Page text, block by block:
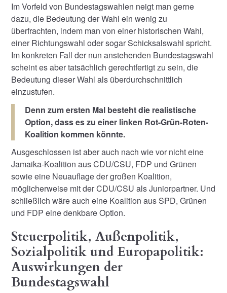
Im Vorfeld von Bundestagswahlen neigt man gerne
dazu, die Bedeutung der Wahl ein wenig zu
überfrachten, indem man von einer historischen Wahl,
einer Richtungswahl oder sogar Schicksalswahl spricht.
Im konkreten Fall der nun anstehenden Bundestagswahl
scheint es aber tatsächlich gerechtfertigt zu sein, die
Bedeutung dieser Wahl als überdurchschnittlich
einzustufen.
Denn zum ersten Mal besteht die realistische
Option, dass es zu einer linken Rot-Grün-Roten-
Koalition kommen könnte.
Ausgeschlossen ist aber auch nach wie vor nicht eine
Jamaika-Koalition aus CDU/CSU, FDP und Grünen
sowie eine Neuauflage der großen Koalition,
möglicherweise mit der CDU/CSU als Juniorpartner. Und
schließlich wäre auch eine Koalition aus SPD, Grünen
und FDP eine denkbare Option.
Steuerpolitik, Außenpolitik,
Sozialpolitik und Europapolitik:
Auswirkungen der
Bundestagswahl